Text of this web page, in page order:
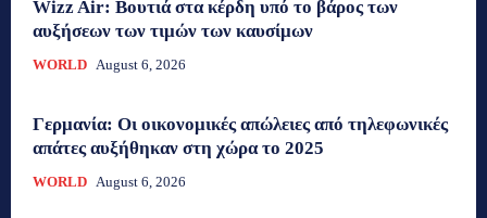
Wizz Air: Βουτιά στα κέρδη υπό το βάρος των
αυξήσεων των τιμών των καυσίμων
WORLD August 6, 2026
Γερμανία: Οι οικονομικές απώλειες από τηλεφωνικές
απάτες αυξήθηκαν στη χώρα το 2025
WORLD August 6, 2026